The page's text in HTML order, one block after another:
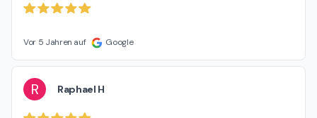
Vor 5 Jahren auf Google
R Raphael H